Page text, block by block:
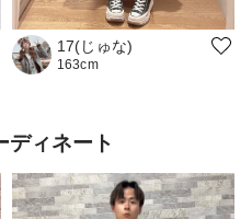
17(じゅな)
163cm
ディネート